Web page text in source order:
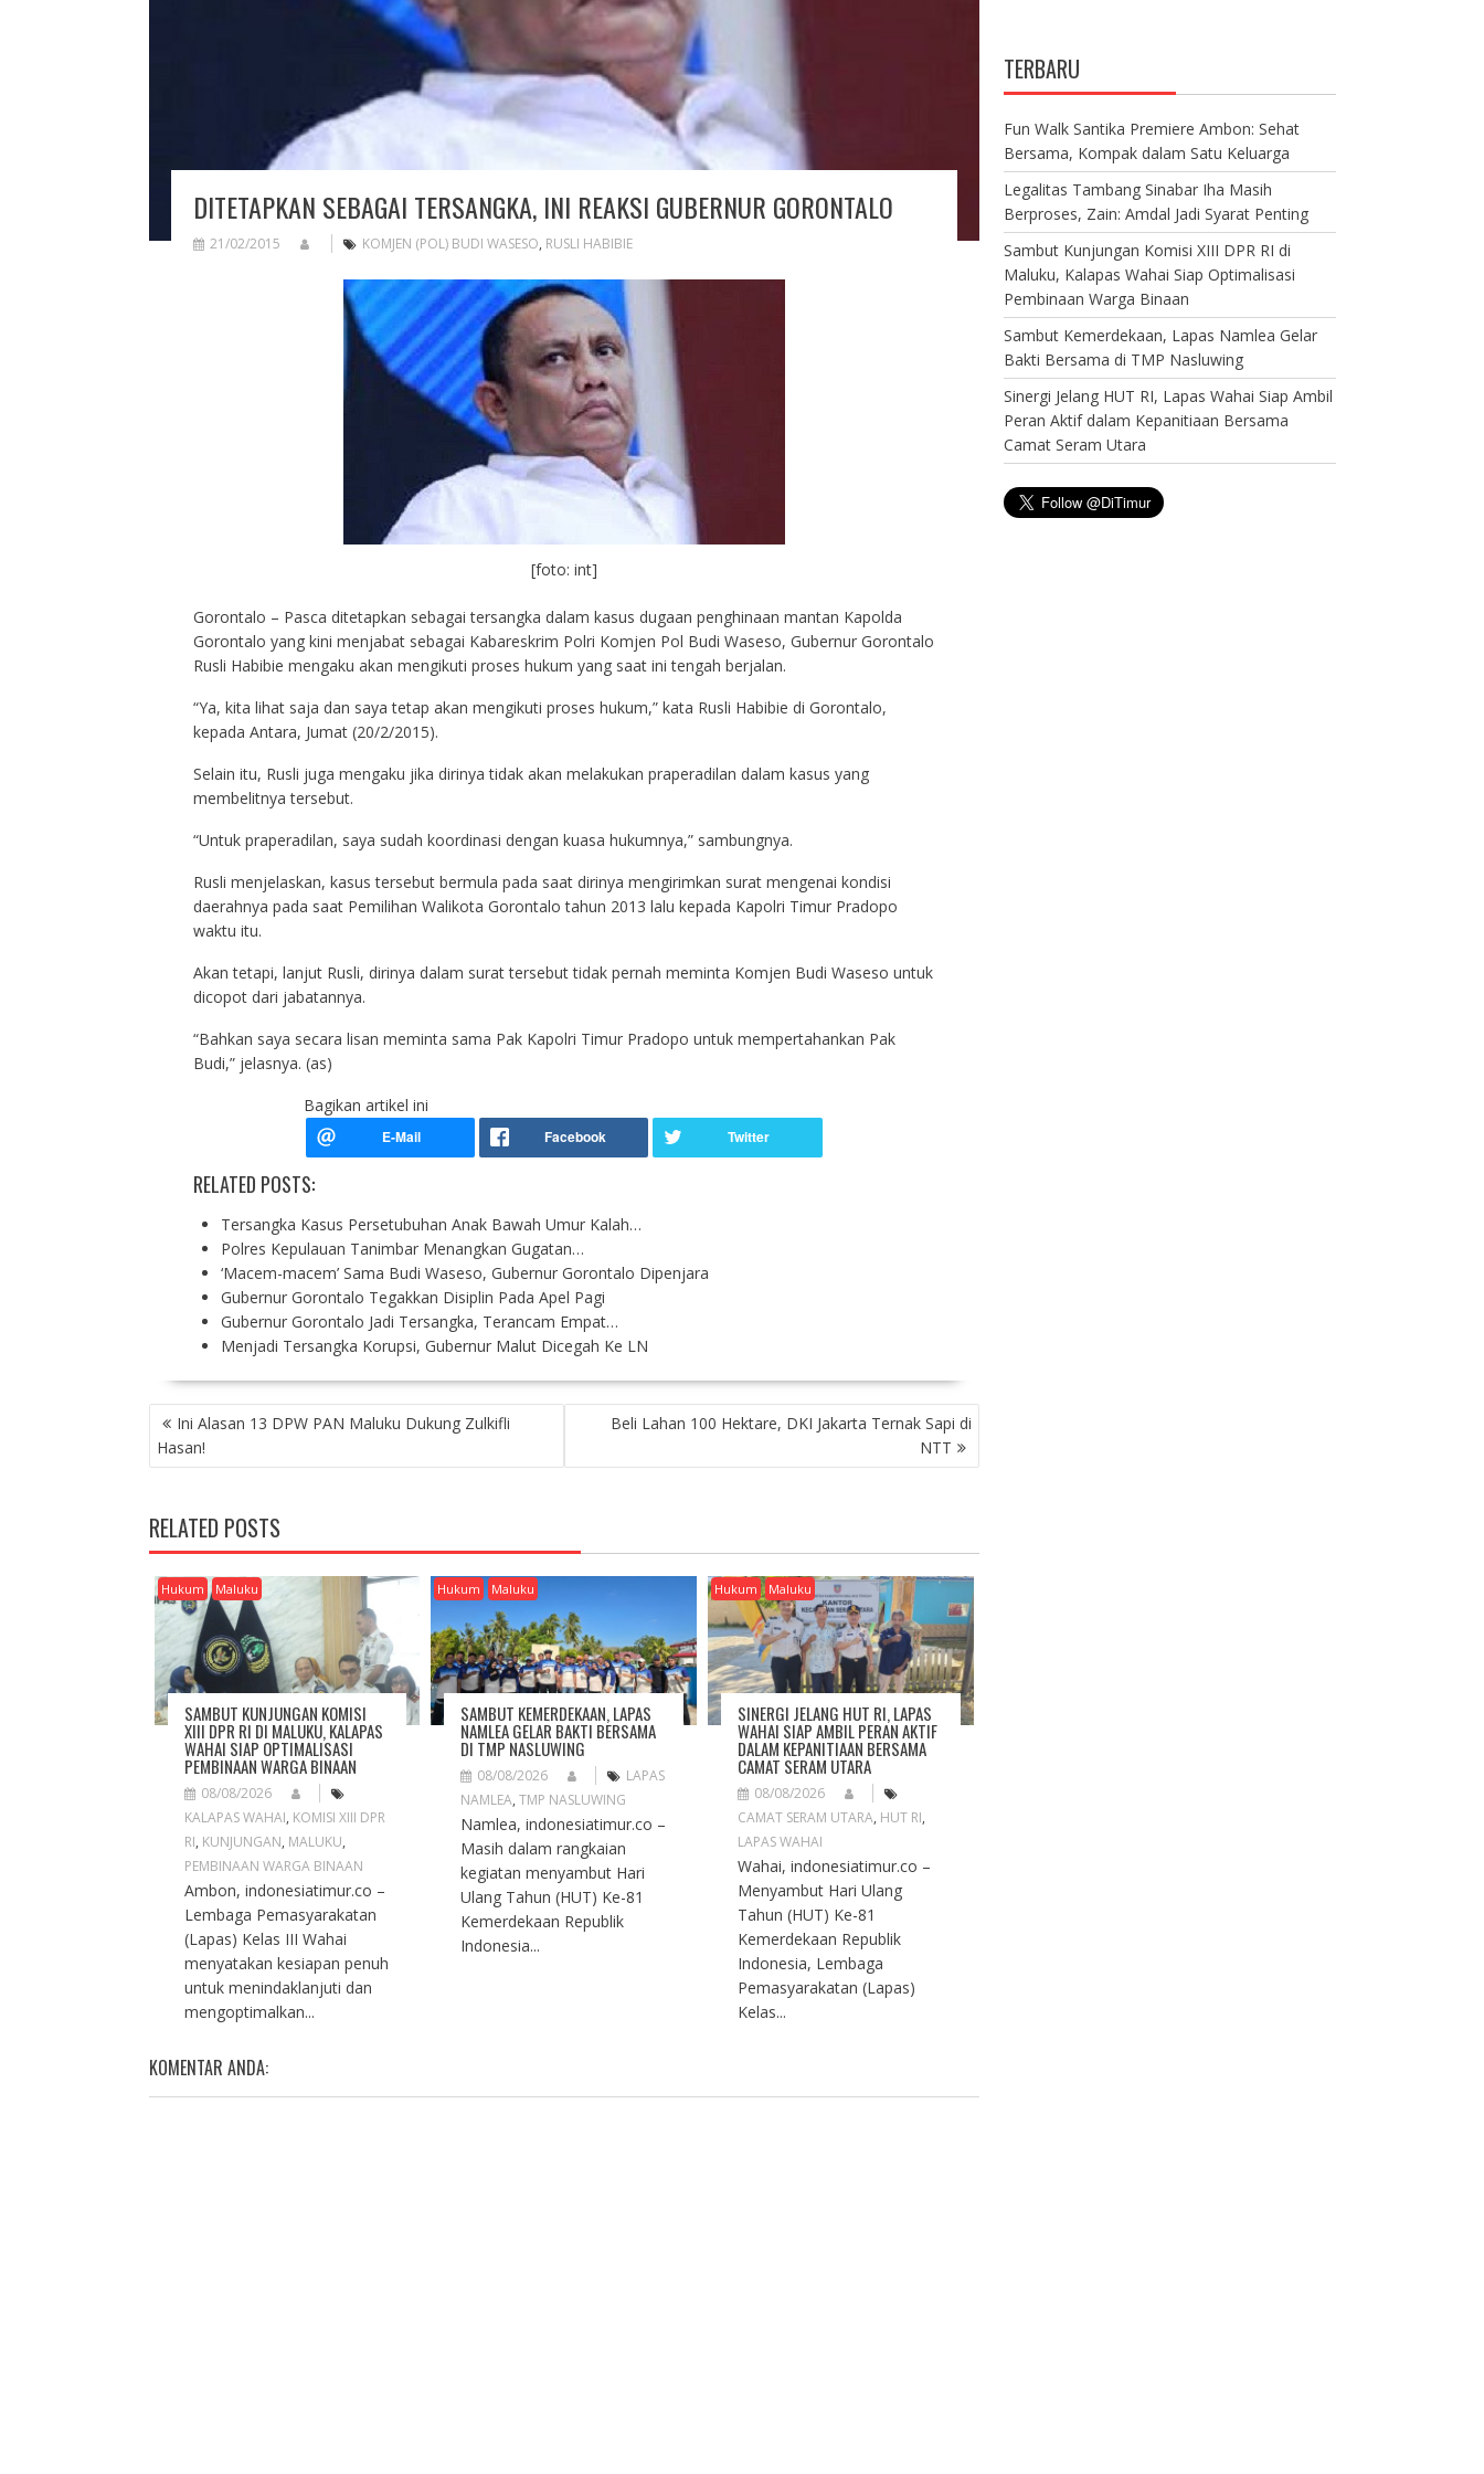
DITETAPKAN SEBAGAI TERSANGKA, INI REAKSI GUBERNUR GORONTALO
21/02/2015 KOMJEN (POL) BUDI WASESO, RUSLI HABIBIE
[foto: int]
Gorontalo – Pasca ditetapkan sebagai tersangka dalam kasus dugaan penghinaan mantan Kapolda
Gorontalo yang kini menjabat sebagai Kabareskrim Polri Komjen Pol Budi Waseso, Gubernur Gorontalo
Rusli Habibie mengaku akan mengikuti proses hukum yang saat ini tengah berjalan.
“Ya, kita lihat saja dan saya tetap akan mengikuti proses hukum,” kata Rusli Habibie di Gorontalo,
kepada Antara, Jumat (20/2/2015).
Selain itu, Rusli juga mengaku jika dirinya tidak akan melakukan praperadilan dalam kasus yang
membelitnya tersebut.
“Untuk praperadilan, saya sudah koordinasi dengan kuasa hukumnya,” sambungnya.
Rusli menjelaskan, kasus tersebut bermula pada saat dirinya mengirimkan surat mengenai kondisi
daerahnya pada saat Pemilihan Walikota Gorontalo tahun 2013 lalu kepada Kapolri Timur Pradopo
waktu itu.
Akan tetapi, lanjut Rusli, dirinya dalam surat tersebut tidak pernah meminta Komjen Budi Waseso untuk
dicopot dari jabatannya.
“Bahkan saya secara lisan meminta sama Pak Kapolri Timur Pradopo untuk mempertahankan Pak
Budi,” jelasnya. (as)
Bagikan artikel ini
RELATED POSTS:
Tersangka Kasus Persetubuhan Anak Bawah Umur Kalah…
Polres Kepulauan Tanimbar Menangkan Gugatan…
‘Macem-macem’ Sama Budi Waseso, Gubernur Gorontalo Dipenjara
Gubernur Gorontalo Tegakkan Disiplin Pada Apel Pagi
Gubernur Gorontalo Jadi Tersangka, Terancam Empat…
Menjadi Tersangka Korupsi, Gubernur Malut Dicegah Ke LN
P
O
S
N
A
V
G
A
T
O
N
Ini Alasan 13 DPW PAN Maluku Dukung Zulkifli
Hasan!
Beli Lahan 100 Hektare, DKI Jakarta Ternak Sapi di
NTT
RELATED POSTS
Hukum Maluku
SAMBUT KUNJUNGAN KOMISI
XIII DPR RI DI MALUKU, KALAPAS
WAHAI SIAP OPTIMALISASI
PEMBINAAN WARGA BINAAN
08/08/2026
KALAPAS WAHAI, KOMISI XIII DPR
RI, KUNJUNGAN, MALUKU,
PEMBINAAN WARGA BINAAN
Ambon, indonesiatimur.co –
Lembaga Pemasyarakatan
(Lapas) Kelas III Wahai
menyatakan kesiapan penuh
untuk menindaklanjuti dan
mengoptimalkan...
Hukum Maluku
SAMBUT KEMERDEKAAN, LAPAS
NAMLEA GELAR BAKTI BERSAMA
DI TMP NASLUWING
08/08/2026
LAPAS
NAMLEA,TMP NASLUWING
Namlea, indonesiatimur.co –
Masih dalam rangkaian
kegiatan menyambut Hari
Ulang Tahun (HUT) Ke-81
Kemerdekaan Republik
Indonesia...
Hukum Maluku
SINERGI JELANG HUT RI, LAPAS
WAHAI SIAP AMBIL PERAN AKTIF
DALAM KEPANITIAAN BERSAMA
CAMAT SERAM UTARA
08/08/2026
CAMAT SERAM UTARA, HUT RI,
LAPAS WAHAI
Wahai, indonesiatimur.co –
Menyambut Hari Ulang
Tahun (HUT) Ke-81
Kemerdekaan Republik
Indonesia, Lembaga
Pemasyarakatan (Lapas)
Kelas...
KOMENTAR ANDA:
TERBARU
Fun Walk Santika Premiere Ambon: Sehat
Bersama, Kompak dalam Satu Keluarga
Legalitas Tambang Sinabar Iha Masih
Berproses, Zain: Amdal Jadi Syarat Penting
Sambut Kunjungan Komisi XIII DPR RI di
Maluku, Kalapas Wahai Siap Optimalisasi
Pembinaan Warga Binaan
Sambut Kemerdekaan, Lapas Namlea Gelar
Bakti Bersama di TMP Nasluwing
Sinergi Jelang HUT RI, Lapas Wahai Siap Ambil
Peran Aktif dalam Kepanitiaan Bersama
Camat Seram Utara